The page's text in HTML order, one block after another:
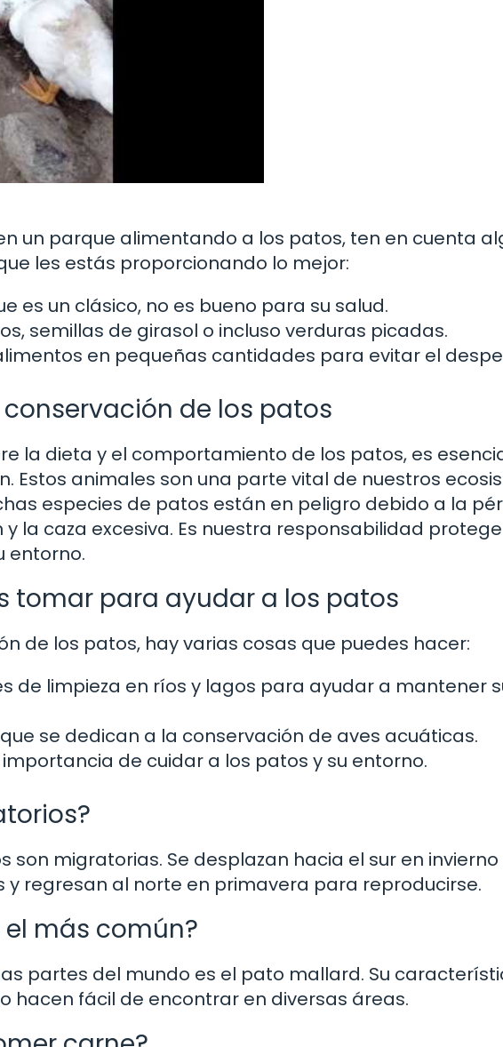
un parque alimentando a los patos, ten en cuenta
les estás proporcionando lo mejor:
es un clásico, no es bueno para su salud.
semillas de girasol o incluso verduras picadas.
en pequeñas cantidades para evitar el
de los patos
la dieta y el comportamiento de los patos, es
Estos animales son una parte vital de nuestros
especies de patos están en peligro debido a la
la caza excesiva. Es nuestra responsabilidad
entorno.
tomar para ayudar a los patos
de los patos, hay varias cosas que puedes hacer:
de limpieza en ríos y lagos para ayudar a mantener
se dedican a la conservación de aves acuáticas.
de cuidar a los patos y su entorno.
son migratorias. Se desplazan hacia el sur en invierno
y regresan al norte en primavera para reproducirse.
más común?
partes del mundo es el pato mallard. Su
hacen fácil de encontrar en diversas áreas.